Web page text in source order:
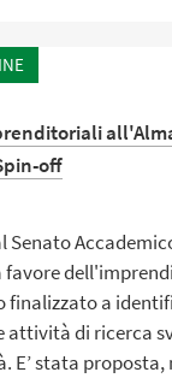
off
Senato
favore
finalizzato a
attività di ricerca
E’ stata proposta,